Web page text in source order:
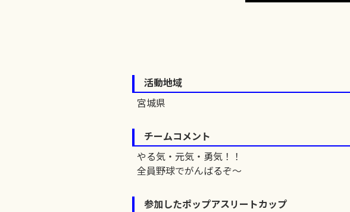
活動地域
宮城県
チームコメント
やる気・元気・勇気！！
全員野球でがんばるぞ～
参加したポップアスリートカップ